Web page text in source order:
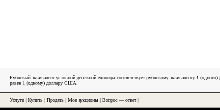
Рублевый эквивалент условной денежной единицы соответствует рублевому эквиваленту 1
равен 1 (одному) доллару США.
Услуги Купить Продать Мои аукционы Вопрос — ответ|